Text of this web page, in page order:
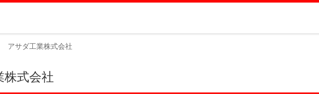
アサダ工業株式会社
株式会社